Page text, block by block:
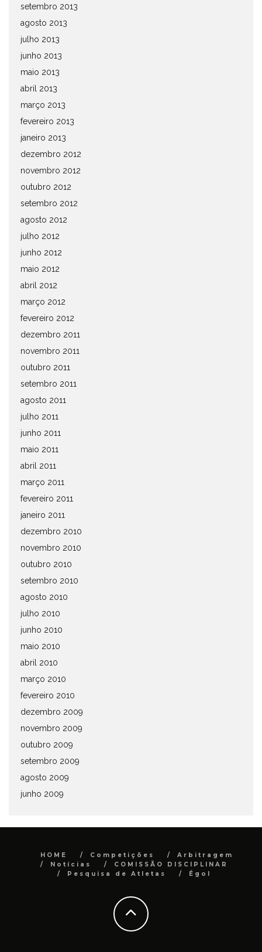
setembro 2013
agosto 2013
julho 2013
junho 2013
maio 2013
abril 2013
março 2013
fevereiro 2013
janeiro 2013
dezembro 2012
novembro 2012
outubro 2012
setembro 2012
agosto 2012
julho 2012
junho 2012
maio 2012
abril 2012
março 2012
fevereiro 2012
dezembro 2011
novembro 2011
outubro 2011
setembro 2011
agosto 2011
julho 2011
junho 2011
maio 2011
abril 2011
março 2011
fevereiro 2011
janeiro 2011
dezembro 2010
novembro 2010
outubro 2010
setembro 2010
agosto 2010
julho 2010
junho 2010
maio 2010
abril 2010
março 2010
fevereiro 2010
dezembro 2009
novembro 2009
outubro 2009
setembro 2009
agosto 2009
junho 2009
HOME Competições
Arbitragem
Notícias
COMISSÃO DISCIPLINAR
Pesquisa de Atletas
Égol